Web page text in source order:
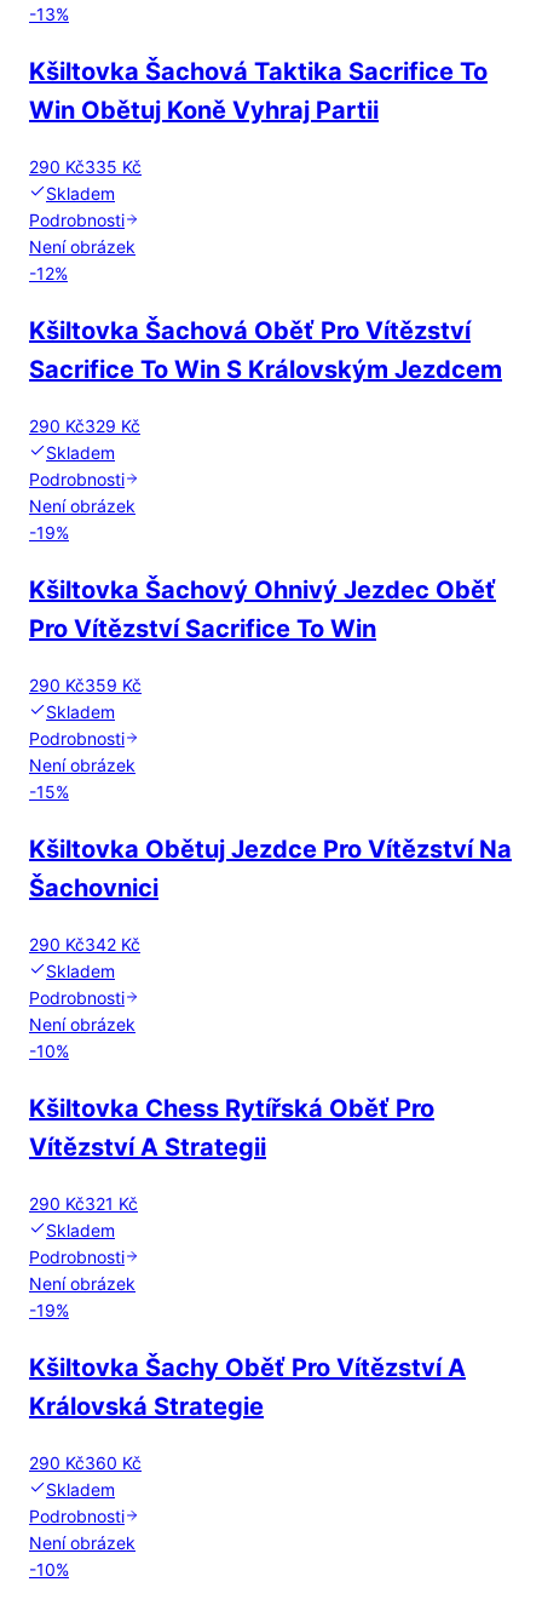
-13%
Kšiltovka Šachová Taktika Sacrifice To
Win Obětuj Koně Vyhraj Partii
290 Kč335 Kč
Skladem
Podrobnosti
Není obrázek
-12%
Kšiltovka Šachová Oběť Pro Vítězství
Sacrifice To Win S Královským Jezdcem
290 Kč329 Kč
Skladem
Podrobnosti
Není obrázek
-19%
Kšiltovka Šachový Ohnivý Jezdec Oběť
Pro Vítězství Sacrifice To Win
290 Kč359 Kč
Skladem
Podrobnosti
Není obrázek
-15%
Kšiltovka Obětuj Jezdce Pro Vítězství Na
Šachovnici
290 Kč342 Kč
Skladem
Podrobnosti
Není obrázek
-10%
Kšiltovka Chess Rytířská Oběť Pro
Vítězství A Strategii
290 Kč321 Kč
Skladem
Podrobnosti
Není obrázek
-19%
Kšiltovka Šachy Oběť Pro Vítězství A
Královská Strategie
290 Kč360 Kč
Skladem
Podrobnosti
Není obrázek
-10%